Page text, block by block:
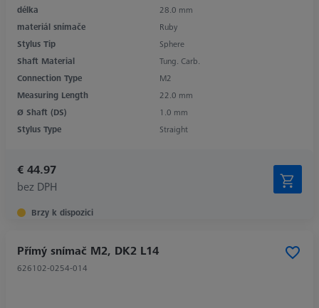
délka
28.0 mm
materiál snímače
Ruby
Stylus Tip
Sphere
Shaft Material
Tung. Carb.
Connection Type
M2
Measuring Length
22.0 mm
Ø Shaft (DS)
1.0 mm
Stylus Type
Straight
€ 44.97
bez DPH
Brzy k dispozici
Přímý snímač M2, DK2 L14
626102-0254-014